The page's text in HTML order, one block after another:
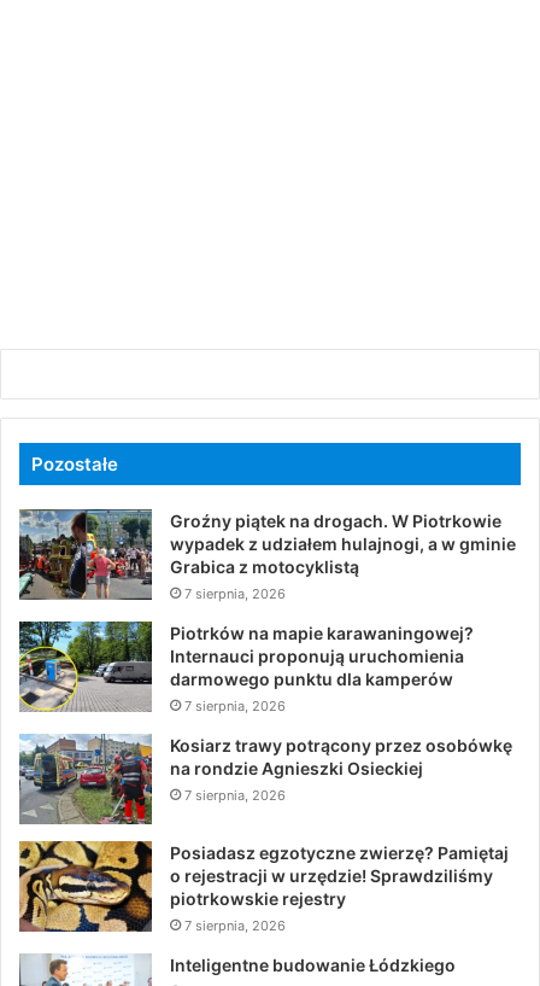
Pozostałe
Groźny piątek na drogach. W Piotrkowie
wypadek z udziałem hulajnogi, a w gminie
Grabica z motocyklistą
7 sierpnia, 2026
Piotrków na mapie karawaningowej?
Internauci proponują uruchomienia
darmowego punktu dla kamperów
7 sierpnia, 2026
Kosiarz trawy potrącony przez osobówkę
na rondzie Agnieszki Osieckiej
7 sierpnia, 2026
Posiadasz egzotyczne zwierzę? Pamiętaj
o rejestracji w urzędzie! Sprawdziliśmy
piotrkowskie rejestry
7 sierpnia, 2026
Inteligentne budowanie Łódzkiego